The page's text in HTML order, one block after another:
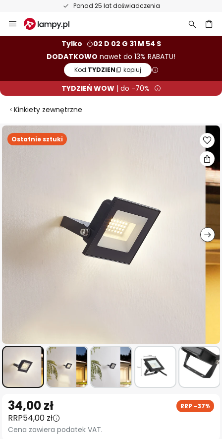
Ponad 25 lat doświadczenia
Przejdź
do
Tylko
02 D 02 G 31 M 54 S
DODATKOWO nawet do 13% RABATU!
Kod:TYDZIEN kopiuj
TYDZIEŃ WOW| do -70%
Kinkiety zewnętrzne
Ostatnie sztuki
Przejdź
na
na
początek
galerii
34,00 zł RRP -37%
RRP54,00 zł
Cena zawiera podatek VAT.